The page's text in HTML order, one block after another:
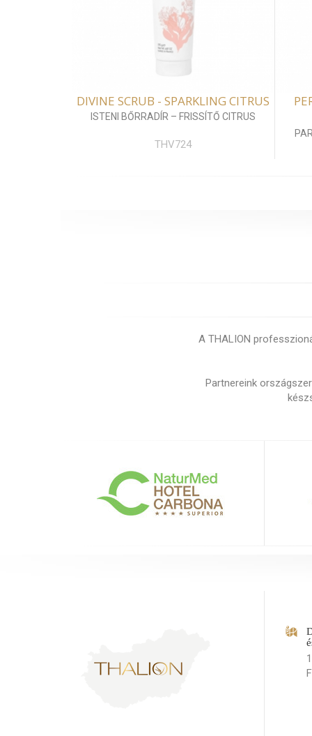
DIVINE SCRUB - SPARKLING CITRUS
ISTENI BŐRRADÍR – FRISSÍTŐ CITRUS
THV724
A THALION
Partnereink